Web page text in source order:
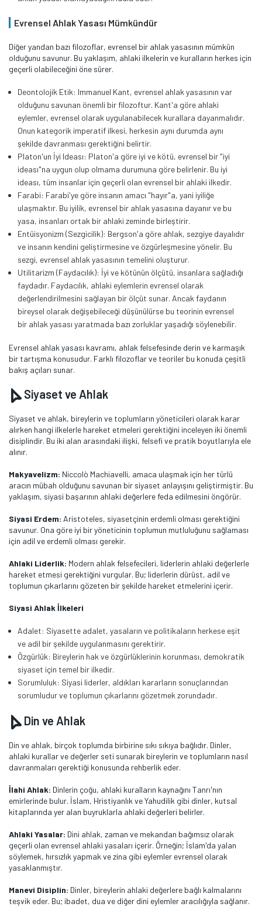
Evrensel Ahlak Yasası Mümkündür
Diğer yandan bazı filozoflar, evrensel bir ahlak yasasının mümkün
olduğunu savunur. Bu yaklaşım, ahlaki ilkelerin ve kuralların herkes için
geçerli olabileceğini öne sürer.
Deontolojik Etik: Immanuel Kant, evrensel ahlak yasasının var
olduğunu savunan önemli bir filozoftur. Kant'a göre ahlaki
eylemler, evrensel olarak uygulanabilecek kurallara dayanmalıdır.
Onun kategorik imperatif ilkesi, herkesin aynı durumda aynı
şekilde davranması gerektiğini belirtir.
Platon'un İyi Ideası: Platon'a göre iyi ve kötü, evrensel bir "iyi
ideası"na uygun olup olmama durumuna göre belirlenir. Bu iyi
ideası, tüm insanlar için geçerli olan evrensel bir ahlaki ilkedir.
Farabi: Farabi'ye göre insanın amacı "hayır"a, yani iyiliğe
ulaşmaktır. Bu iyilik, evrensel bir ahlak yasasına dayanır ve bu
yasa, insanları ortak bir ahlaki zeminde birleştirir.
Entüisyonizm (Sezgicilik): Bergson'a göre ahlak, sezgiye dayalıdır
ve insanın kendini geliştirmesine ve özgürleşmesine yönelir. Bu
sezgi, evrensel ahlak yasasının temelini oluşturur.
Utilitarizm (Faydacılık): İyi ve kötünün ölçütü, insanlara sağladığı
faydadır. Faydacılık, ahlaki eylemlerin evrensel olarak
değerlendirilmesini sağlayan bir ölçüt sunar. Ancak faydanın
bireysel olarak değişebileceği düşünülürse bu teorinin evrensel
bir ahlak yasası yaratmada bazı zorluklar yaşadığı söylenebilir.
Evrensel ahlak yasası kavramı, ahlak felsefesinde derin ve karmaşık
bir tartışma konusudur. Farklı filozoflar ve teoriler bu konuda çeşitli
bakış açıları sunar.
Siyaset ve Ahlak
Siyaset ve ahlak, bireylerin ve toplumların yöneticileri olarak karar
alırken hangi ilkelerle hareket etmeleri gerektiğini inceleyen iki önemli
disiplindir. Bu iki alan arasındaki ilişki, felsefi ve pratik boyutlarıyla ele
alınır.
Makyavelizm: Niccolò Machiavelli, amaca ulaşmak için her türlü
aracın mübah olduğunu savunan bir siyaset anlayışını geliştirmiştir. Bu
yaklaşım, siyasi başarının ahlaki değerlere feda edilmesini öngörür.
Siyasi Erdem: Aristoteles, siyasetçinin erdemli olması gerektiğini
savunur. Ona göre iyi bir yöneticinin toplumun mutluluğunu sağlaması
için adil ve erdemli olması gerekir.
Ahlaki Liderlik: Modern ahlak felsefecileri, liderlerin ahlaki değerlerle
hareket etmesi gerektiğini vurgular. Bu; liderlerin dürüst, adil ve
toplumun çıkarlarını gözeten bir şekilde hareket etmelerini içerir.
Siyasi Ahlak İlkeleri
Adalet: Siyasette adalet, yasaların ve politikaların herkese eşit
ve adil bir şekilde uygulanmasını gerektirir.
Özgürlük: Bireylerin hak ve özgürlüklerinin korunması, demokratik
siyaset için temel bir ilkedir.
Sorumluluk: Siyasi liderler, aldıkları kararların sonuçlarından
sorumludur ve toplumun çıkarlarını gözetmek zorundadır.
Din ve Ahlak
Din ve ahlak, birçok toplumda birbirine sıkı sıkıya bağlıdır. Dinler,
ahlaki kurallar ve değerler seti sunarak bireylerin ve toplumların nasıl
davranmaları gerektiği konusunda rehberlik eder.
İlahi Ahlak: Dinlerin çoğu, ahlaki kuralların kaynağını Tanrı'nın
emirlerinde bulur. İslam, Hristiyanlık ve Yahudilik gibi dinler, kutsal
kitaplarında yer alan buyruklarla ahlaki değerleri belirler.
Ahlaki Yasalar: Dini ahlak, zaman ve mekandan bağımsız olarak
geçerli olan evrensel ahlaki yasaları içerir. Örneğin; İslam'da yalan
söylemek, hırsızlık yapmak ve zina gibi eylemler evrensel olarak
yasaklanmıştır.
Manevi Disiplin: Dinler, bireylerin ahlaki değerlere bağlı kalmalarını
teşvik eder. Bu; ibadet, dua ve diğer dini eylemler aracılığıyla sağlanır.